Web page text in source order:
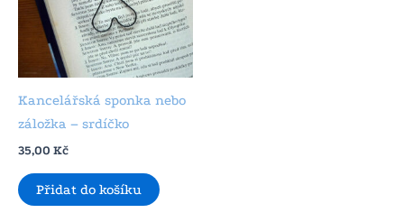
Kancelářská sponka nebo
záložka – srdíčko
35,00 Kč
Přidat do košíku